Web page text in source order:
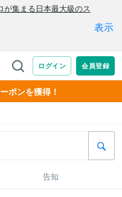
ポンを獲得！
告知